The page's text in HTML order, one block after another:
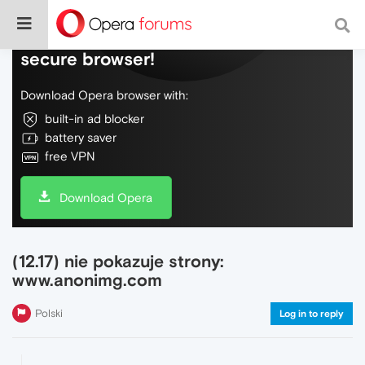
Do more on the web, with a fast and
secure browser!
Download Opera browser with:
built-in ad blocker
battery saver
free VPN
Download Opera
(12.17) nie pokazuje strony:
www.anonimg.com
Polski Log in to reply